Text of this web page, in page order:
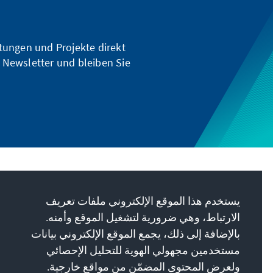
und Projekte direkt
und bleiben Sie
Die Konrad-Adenauer-Stiftung setzt sich
national und international durch politische
Bildung für Frieden, Freiheit und
Gerechtigkeit ein. Wir fördern und bewahren
يستخدم هذا الموقع الإلكتروني ملفات تعريف
الارتباط، وهي ضرورية لتشغيل الموقع وأمنه.
بالإضافة إلى ذلك، يجمع الموقع الإلكتروني بيانات
مستخدمين مجهولي الهوية للتحليل الإحصائي
ولعرض المحتوى المضمّن من مواقع خارجية.